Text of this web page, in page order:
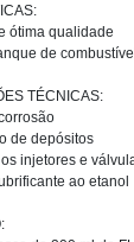
ótima qualidade
de
TÉCNICAS:
de depósitos
injetores e
ao etanol